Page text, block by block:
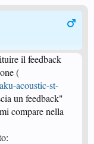
il feedback
(
acoustic-st-
un feedback"
compare nella